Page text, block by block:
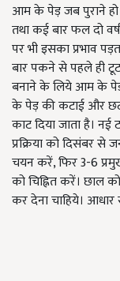
आम के पेड़ जब पुराने
तथा कई बार फल दो
पर भी इसका प्रभाव
बार पकने से पहले ही
बनाने के लिये आम के
के पेड़ की कटाई और
काट दिया जाता है।
प्रक्रिया को दिसंबर से
चयन करें, फिर 3-6
को चिह्नित करें।
कर देना चाहिये।